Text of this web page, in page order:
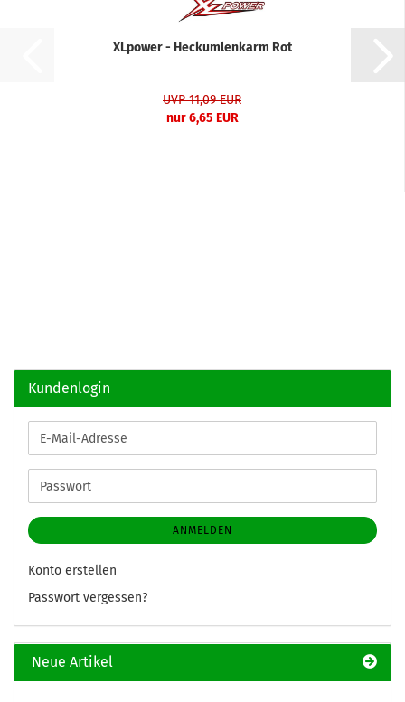
XLpower - Heckumlenkarm Rot
UVP 11,09 EUR
nur 6,65 EUR
Kundenlogin
E-
Mail-
Adresse
Passwort
ANMELDEN
Konto erstellen
Passwort vergessen?
Neue Artikel